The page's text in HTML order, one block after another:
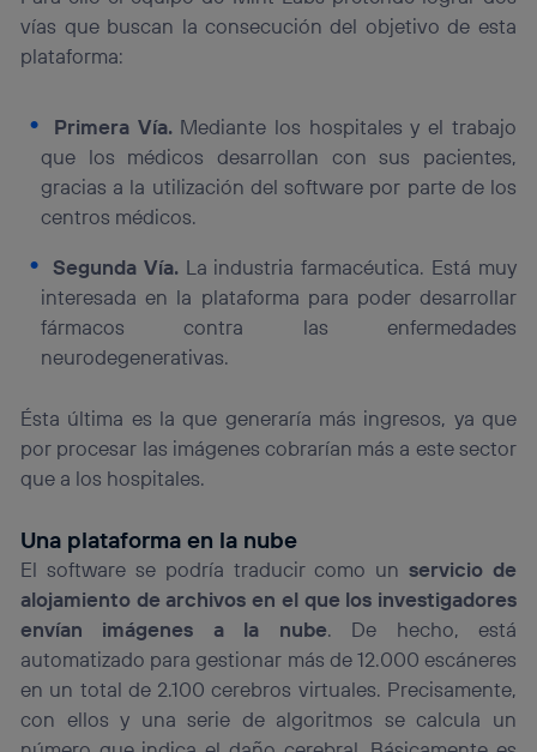
vías que buscan la consecución del objetivo de esta
plataforma:
Primera Vía. Mediante los hospitales y el trabajo
que los médicos desarrollan con sus pacientes,
gracias a la utilización del software por parte de los
centros médicos.
Segunda Vía.La industria farmacéutica. Está muy
interesada en la plataforma para poder desarrollar
fármacos contra las enfermedades
neurodegenerativas.
Ésta última es la que generaría más ingresos, ya que
por procesar las imágenes cobrarían más a este sector
que a los hospitales.
Una plataforma en la nube
El software se podría traducir como unservicio de
alojamiento de archivos en el que los investigadores
envían imágenes a la nube. De hecho, está
automatizado para gestionar más de 12.000 escáneres
en un total de 2.100 cerebros virtuales. Precisamente,
con ellos y una serie de algoritmos se calcula un